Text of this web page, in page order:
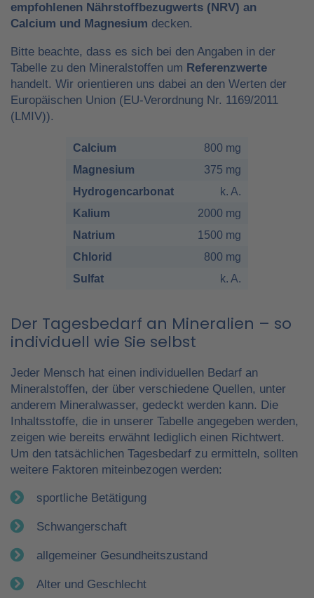
empfohlenen Nährstoffbezugwerts (NRV) an
Calcium und Magnesium decken.
Bitte beachte, dass es sich bei den Angaben in der
Tabelle zu den Mineralstoffen um Referenzwerte
handelt. Wir orientieren uns dabei an den Werten der
Europäischen Union (EU-Verordnung Nr. 1169/2011
(LMIV)).
Calcium
800 mg
Magnesium
375 mg
Hydrogencarbonat
k. A.
Kalium
2000 mg
Natrium
1500 mg
Chlorid
800 mg
Sulfat
k. A.
Der Tagesbedarf an Mineralien – so
individuell wie Sie selbst
Jeder Mensch hat einen individuellen Bedarf an
Mineralstoffen, der über verschiedene Quellen, unter
anderem Mineralwasser, gedeckt werden kann. Die
Inhaltsstoffe, die in unserer Tabelle angegeben werden,
zeigen wie bereits erwähnt lediglich einen Richtwert.
Um den tatsächlichen Tagesbedarf zu ermitteln, sollten
weitere Faktoren miteinbezogen werden:
sportliche Betätigung
Schwangerschaft
allgemeiner Gesundheitszustand
Alter und Geschlecht